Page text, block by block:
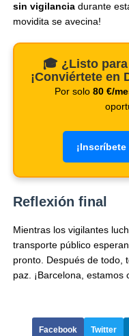
sin vigilanciadurante
movidita se avecina!
🎓 ¿Listo
¡Conviértete en
Por solo 80 €/
Reflexión final
Mientras los vigilantes
transporte público
pronto. Después de todo,
paz. ¡Barcelona, estamos
Facebook Twitter